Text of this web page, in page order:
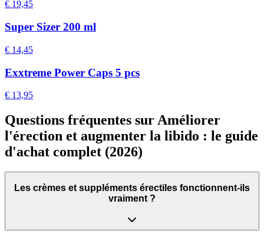
€ 19,45
Super Sizer 200 ml
€ 14,45
Exxtreme Power Caps 5 pcs
€ 13,95
Questions fréquentes sur Améliorer
l'érection et augmenter la libido : le guide
d'achat complet (2026)
Les crèmes et suppléments érectiles fonctionnent-ils
vraiment ?